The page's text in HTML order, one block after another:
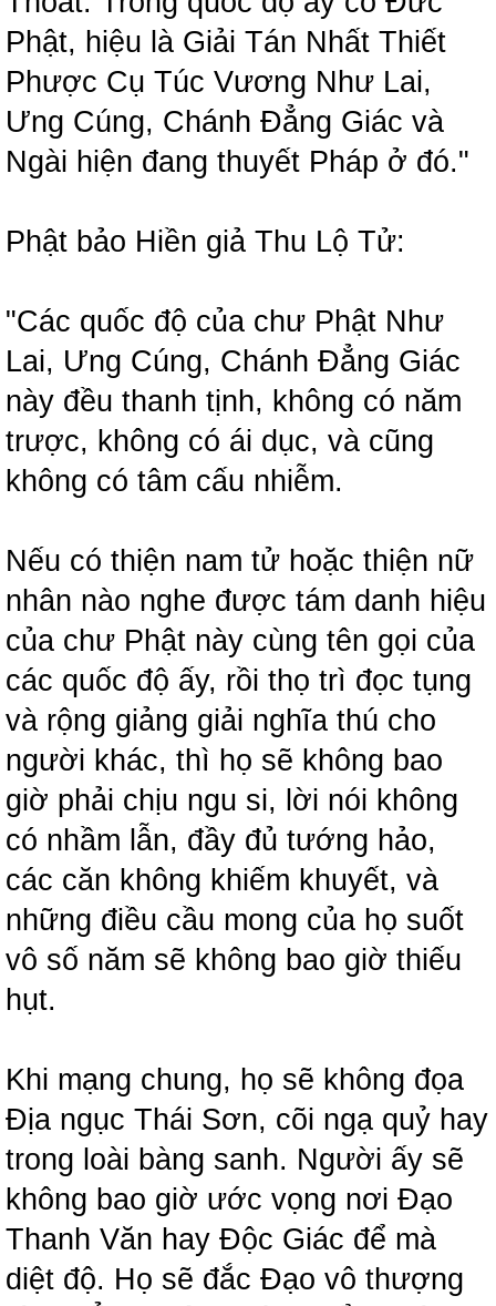
Phật, hiệu là Giải Tán Nhất Thiết
Phược Cụ Túc Vương Như Lai,
Ưng Cúng, Chánh Đẳng Giác và
Ngài hiện đang thuyết Pháp ở đó."
Phật bảo Hiền giả Thu Lộ Tử:
"Các quốc độ của chư Phật Như
Lai, Ưng Cúng, Chánh Đẳng Giác
này đều thanh tịnh, không có năm
trược, không có ái dục, và cũng
không có tâm cấu nhiễm.
Nếu có thiện nam tử hoặc thiện nữ
nhân nào nghe được tám danh hiệu
của chư Phật này cùng tên gọi của
các quốc độ ấy, rồi thọ trì đọc tụng
và rộng giảng giải nghĩa thú cho
người khác, thì họ sẽ không bao
giờ phải chịu ngu si, lời nói không
có nhầm lẫn, đầy đủ tướng hảo,
các căn không khiếm khuyết, và
những điều cầu mong của họ suốt
vô số năm sẽ không bao giờ thiếu
hụt.
Khi mạng chung, họ sẽ không đọa
Địa ngục Thái Sơn, cõi ngạ quỷ hay
trong loài bàng sanh. Người ấy sẽ
không bao giờ ước vọng nơi Đạo
Thanh Văn hay Độc Giác để mà
diệt độ. Họ sẽ đắc Đạo vô thượng